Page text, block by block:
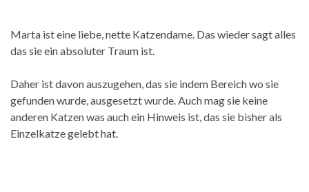
Marta ist eine liebe, nette Katzendame. Das wieder sagt alles
das sie ein absoluter Traum ist.
Daher ist davon auszugehen, das sie indem Bereich wo sie
gefunden wurde, ausgesetzt wurde. Auch mag sie keine
anderen Katzen was auch ein Hinweis ist, das sie bisher als
Einzelkatze gelebt hat.